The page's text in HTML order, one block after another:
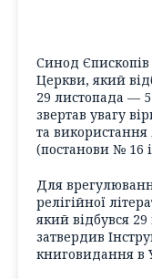
Синод Єпископів
Церкви, який
29 листопада —
звертав увагу
та використання
(постанови № 16
Для
релігійної
який відбувся
затвердив
книговидання в